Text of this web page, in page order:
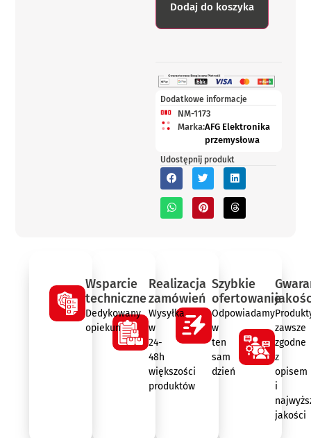
Dodaj do koszyka
Dodatkowe informacje
NM-1173
Marka:AFG Elektronika
przemysłowa
Udostępnij produkt
Wsparcie
techniczne
Dedykowany
opiekun
Realizacja
zamówień
Wysyłka
w
24-
48h
większości
produktów
Szybkie
ofertowanie
Odpowiadamy
w
ten
sam
dzień
zawsze
zgodne
z
opisem
i
jakości